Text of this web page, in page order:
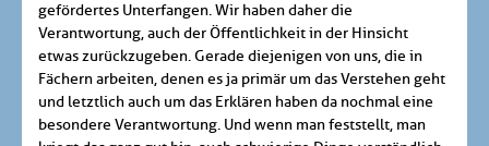
gefördertes Unterfangen. Wir haben daher die
Verantwortung, auch der Öffentlichkeit in der Hinsicht
etwas zurückzugeben. Gerade diejenigen von uns, die in
Fächern arbeiten, denen es ja primär um das Verstehen geht
und letztlich auch um das Erklären haben da nochmal eine
besondere Verantwortung. Und wenn man feststellt, man